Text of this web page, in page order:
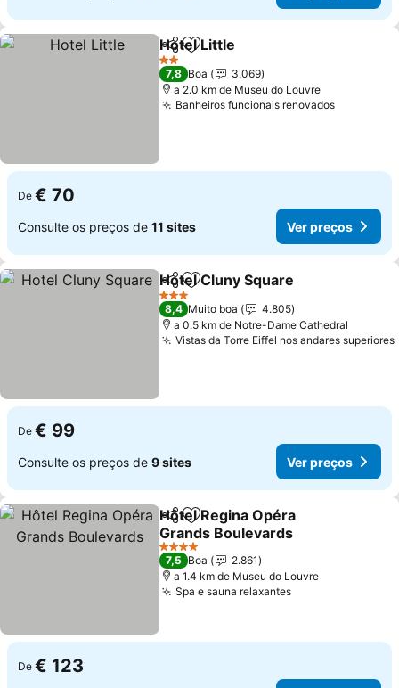
PartilharAdicionar aos favoritos
Hotel Little
2 Estrelas
7,8 Boa
3.069
a 2.0 km de Museu do Louvre
Banheiros funcionais renovadosVer
De € 70
Consulte os preços de 11 sites Ver preços
PartilharAdicionar aos favoritos
Hotel Cluny Square
3 Estrelas
8,4 Muito boa
4.805
a 0.5 km de Notre-Dame Cathedral
Vistas da Torre Eiffel nos andares superiores
De € 99
Consulte os preços de 9 sites Ver preços
PartilharAdicionar aos favoritos
Hôtel Regina Opéra
Grands Boulevards
Ver preços
4 Estrelas
7,5 Boa
2.861
a 1.4 km de Museu do Louvre
Spa e sauna relaxantesVer preços
De € 123